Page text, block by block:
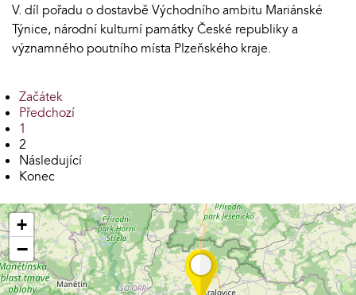
V. díl pořadu o dostavbě Východního ambitu Mariánské
Týnice, národní kulturní památky České republiky a
významného poutního místa Plzeňského kraje.
Začátek
Předchozí
1
2
Následující
Konec
+
−